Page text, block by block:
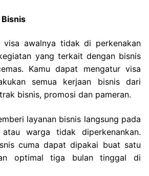
visa awalnya tidak di perkenakan
yang terkait dengan bisnis
Kamu dapat mengatur visa
semua kerjaan bisnis dari
bisnis, promosi dan pameran.
layanan bisnis langsung pada
warga tidak diperkenankan.
cuma dapat dipakai buat satu
optimal tiga bulan tinggal di